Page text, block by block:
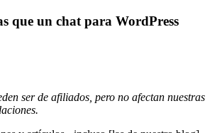
que un chat para WordPress
ser de afiliados, pero no afectan nuestras